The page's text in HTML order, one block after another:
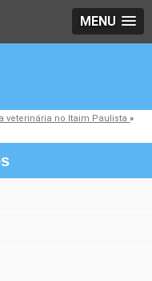
MENU
veterinária no Itaim Paulista»